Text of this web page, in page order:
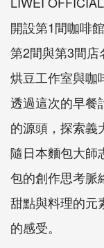
開設第1間咖啡
第2間與第3間
烘豆工作室與咖
透過這次的早餐
的源頭，探索義
隨日本麵包大師
包的創作思考脈
甜點與料理的元
的感受。